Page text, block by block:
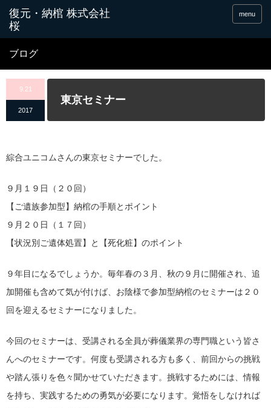
menu
ブログ
9.21
2017
東京セミナー
綜合ユニコムさんの東京セミナーでした。
９月１９日（２０回）
【ご遺族参加型】納棺の手順とポイント
９月２０日（１７回）
【状況別ご遺体処置】と【死化粧】のポイント
９年目になるでしょうか。毎年春の３月、秋の９月に開催され、追
加開催も含めて気が付けば、お陰様で参加型納棺のセミナーは２０
回を迎えるセミナーになりました。
今回のセミナーは、受講される全員が葬儀業界の専門職という皆さ
んへのセミナーです。何度も受講される方も多く、前回からの挑戦
や踏ん張りを色々聞かせていただきます。挑戦するためには、情報
を持ち、実践するための勇気が必要になります。覚悟をしなければ